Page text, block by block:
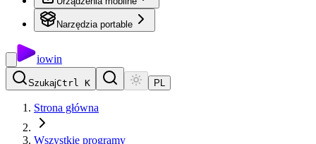
Narzędzia portable
iowin
SzukajCtrl K PL
Strona główna
Wszystkie programy